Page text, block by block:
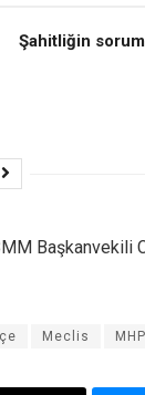
Şahitliğin
Başkanvekili
Meclis